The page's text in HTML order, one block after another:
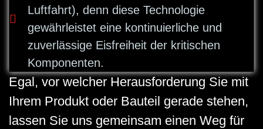
Luftfahrt), denn diese Technologie
gewährleistet eine kontinuierliche und
zuverlässige Eisfreiheit der kritischen
Komponenten.
Egal, vor welcher Herausforderung Sie mit
Ihrem Produkt oder Bauteil gerade stehen,
lassen Sie uns gemeinsam einen Weg für